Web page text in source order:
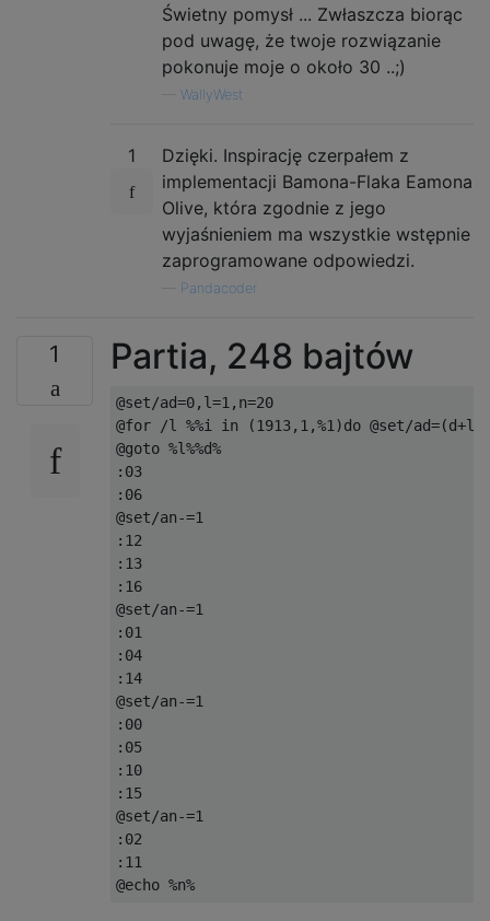
Świetny pomysł ... Zwłaszcza biorąc
pod uwagę, że twoje rozwiązanie
pokonuje moje o około 30 ..;)
WallyWest
1
Dzięki. Inspirację czerpałem z
implementacji Bamona-Flaka Eamona
Olive, która zgodnie z jego
wyjaśnieniem ma wszystkie wstępnie
zaprogramowane odpowiedzi.
Pandacoder
1 Partia, 248 bajtów
@set/ad=0,l=1,n=20
@for /l %%i in (1913,1,%1)do @set/
@goto %l%%d%
:03
:06
@set/an-=1
:12
:13
:16
@set/an-=1
:01
:04
:14
@set/an-=1
:00
:05
:10
:15
@set/an-=1
:02
:11